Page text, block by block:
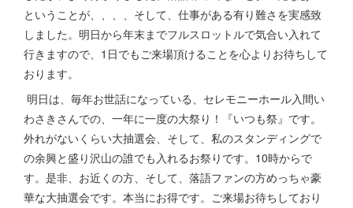
ということが、、、、そして、仕事がある有り難さを実感致
しました。明日から年末までフルスロットルで気合い入れて
行きますので、1日でもご来場頂けることを心よりお待ちして
おります。
明日は、毎年お世話になっている、セレモニーホール入間い
わさきさんでの、一年に一度の大祭り！『いつも祭』です。
外れがないくらい大抽選会、そして、私のスタンディングで
の余興と盛り沢山の誰でも入れるお祭りです。10時からで
す。是非、お近くの方、そして、落語ファンの方めっちゃ豪
華な大抽選会です。本当にお得です。ご来場お待ちしており